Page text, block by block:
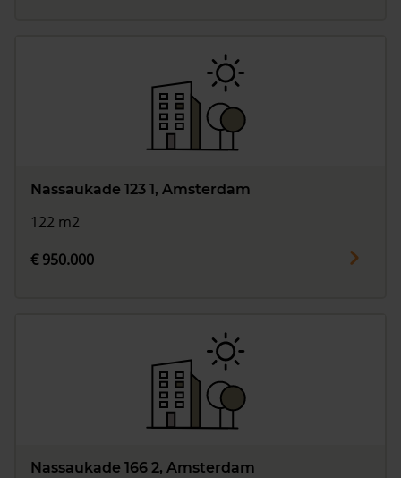
Nassaukade 123 1, Amsterdam
122 m2
€ 950.000
Nassaukade 166 2, Amsterdam